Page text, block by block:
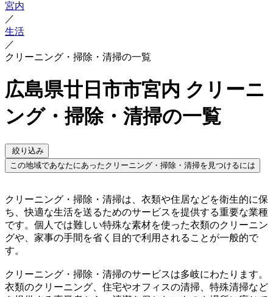
宮内
／
生活
／
クリーニング・掃除・清掃の一覧
広島県廿日市市宮内 クリーニ
ング・掃除・清掃の一覧
絞り込み
この地域であなたにあったクリーニング・掃除・清掃を見つけるには
クリーニング・掃除・清掃は、衣類や住居などを衛生的に保
ち、快適な生活を送るためのサービスを提供する重要な業種
です。個人では難しい特殊な素材を使った衣類のクリーニン
グや、家事の手間を省く目的で利用されることが一般的で
す。
クリーニング・掃除・清掃のサービスは多岐にわたります。
衣類のクリーニング、住宅やオフィスの清掃、特殊清掃など